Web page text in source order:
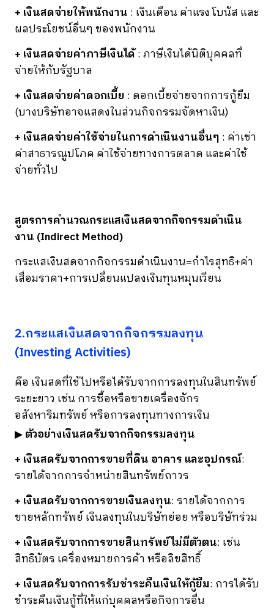
+ เงินสดจ่ายให้พนักงาน : เงินเดือน ค่าแรง โบนัส และ
ผลประโยชน์อื่นๆ ของพนักงาน
+ เงินสดจ่ายค่าภาษีเงินได้: ภาษีเงินได้นิติบุคคลที่
จ่ายให้กับรัฐบาล
+ เงินสดจ่ายค่าดอกเบี้ย : ดอกเบี้ยจ่ายจากการกู้ยืม
(บางบริษัทอาจแสดงในส่วนกิจกรรมจัดหาเงิน)
+ เงินสดจ่ายค่าใช้จ่ายในการดำเนินงานอื่นๆ : ค่าเช่า
ค่าสาธารณูปโภค ค่าใช้จ่ายทางการตลาด และค่าใช้
จ่ายทั่วไป
สูตรการคำนวณกระแสเงินสดจากกิจกรรมดำเนิน
งาน (Indirect Method)
กระแสเงินสดจากกิจกรรมดำเนินงาน=กำไรสุทธิ+ค่า
เสื่อมราคา+การเปลี่ยนแปลงเงินทุนหมุนเวียน
2.กระแสเงินสดจากกิจกรรมลงทุน
(Investing Activities)
คือ เงินสดที่ใช้ไปหรือได้รับจากการลงทุนในสินทรัพย์
ระยะยาว เช่น การซื้อหรือขายเครื่องจักร
อสังหาริมทรัพย์ หรือการลงทุนทางการเงิน
▶ตัวอย่างเงินสดรับจากกิจกรรมลงทุน
+ เงินสดรับจากการขายที่ดิน อาคาร และอุปกรณ์:
รายได้จากการจำหน่ายสินทรัพย์ถาวร
+ เงินสดรับจากการขายเงินลงทุน: รายได้จากการ
ขายหลักทรัพย์ เงินลงทุนในบริษัทย่อย หรือบริษัทร่วม
+ เงินสดรับจากการขายสินทรัพย์ไม่มีตัวตน: เช่น
สิทธิบัตร เครื่องหมายการค้า หรือลิขสิทธิ์
+ เงินสดรับจากการรับชำระคืนเงินให้กู้ยืม: การได้รับ
ชำระคืนเงินกู้ที่ให้แก่บุคคลหรือกิจการอื่น